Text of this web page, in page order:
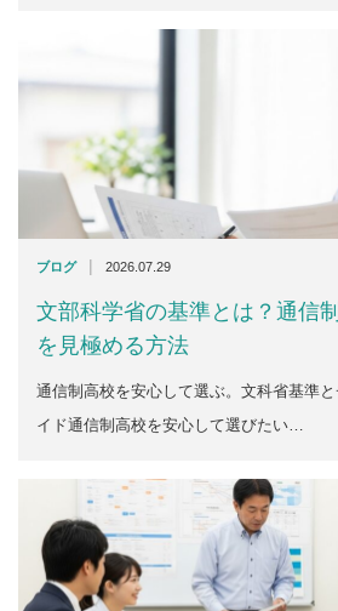
ブログ | 2026.07.29
文部科学省の基準とは？通信
を見極める方法
通信制高校を安心して選ぶ。文科省基準
イド通信制高校を安心して選びたい…